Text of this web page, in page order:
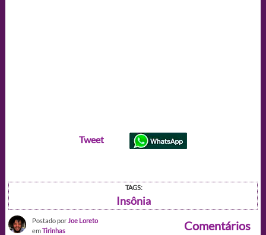
Tweet
TAGS:
Insônia
Postado por Joe Loreto
emTirinhas Comentários